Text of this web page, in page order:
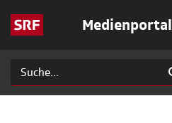
Medienportal